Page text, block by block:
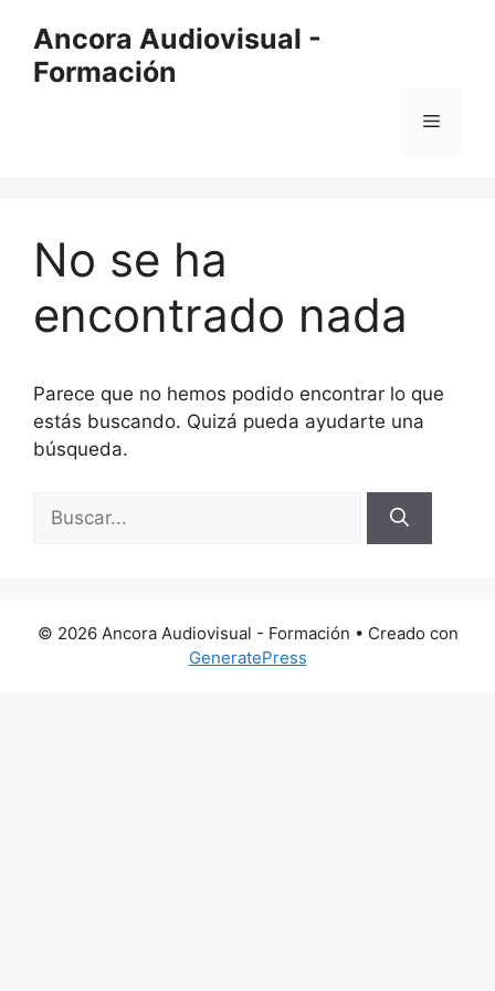
contenido
Ancora Audiovisual -
Formación
Menú
No se ha
encontrado nada
Parece que no hemos podido encontrar lo que
estás buscando. Quizá pueda ayudarte una
búsqueda.
© 2026 Ancora Audiovisual - Formación • Creado con
GeneratePress